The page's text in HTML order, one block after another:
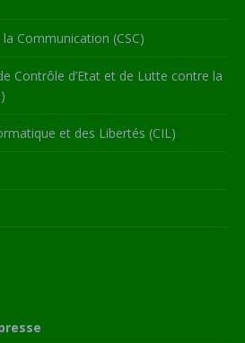
Communication (CSC)
Contrôle d’Etat et de Lutte contre la
et des Libertés (CIL)